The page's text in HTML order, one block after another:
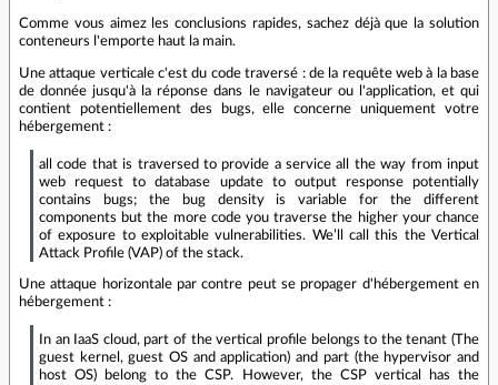
Comme vous aimez les conclusions rapides, sachez déjà que la solution
conteneurs l'emporte haut la main.
Une attaque verticale c'est du code traversé : de la requête web à la base
de donnée jusqu'à la réponse dans le navigateur ou l'application, et qui
contient potentiellement des bugs, elle concerne uniquement votre
hébergement :
all code that is traversed to provide a service all the way from input
web request to database update to output response potentially
contains bugs; the bug density is variable for the different
components but the more code you traverse the higher your chance
of exposure to exploitable vulnerabilities. We’ll call this the Vertical
Attack Profile (VAP) of the stack.
Une attaque horizontale par contre peut se propager d'hébergement en
hébergement :
In an IaaS cloud, part of the vertical profile belongs to the tenant (The
guest kernel, guest OS and application) and part (the hypervisor and
host OS) belong to the CSP. However, the CSP vertical has the